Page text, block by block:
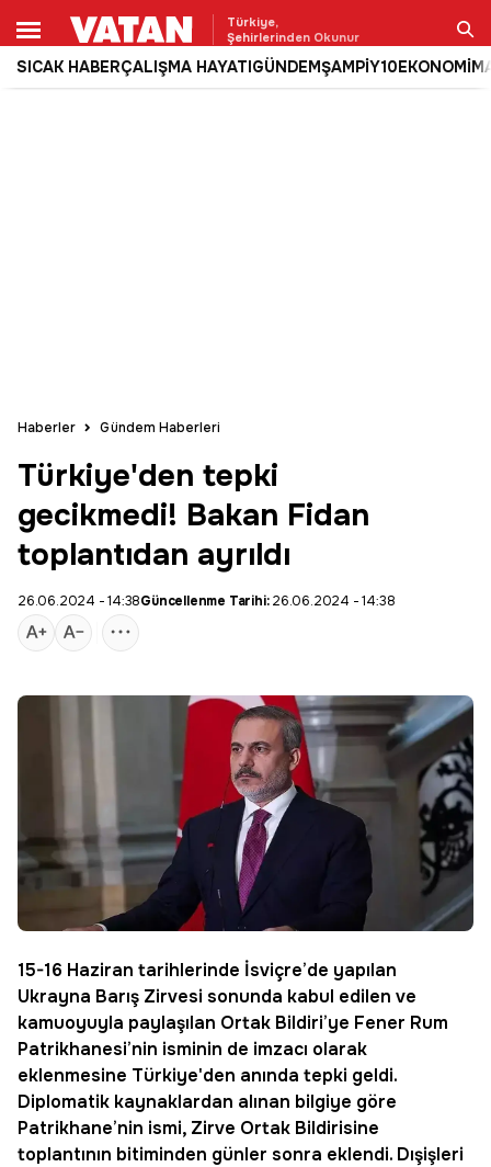
Türkiye,
Şehirlerinden Okunur
SICAK HABERÇALIŞMA HAYATIGÜNDEMŞAMPİY10EKONOMİ
Ara
Haberler Gündem Haberleri
Türkiye'den tepki
gecikmedi! Bakan Fidan
toplantıdan ayrıldı
26.06.2024 - 14:38Güncellenme Tarihi:26.06.2024 - 14:38
15-16 Haziran tarihlerinde İsviçre’de yapılan
Ukrayna Barış Zirvesi sonunda kabul edilen ve
kamuoyuyla paylaşılan Ortak Bildiri’ye Fener Rum
Patrikhanesi’nin isminin de imzacı olarak
eklenmesine Türkiye'den anında tepki geldi.
Diplomatik kaynaklardan alınan bilgiye göre
Patrikhane’nin ismi, Zirve Ortak Bildirisine
toplantının bitiminden günler sonra eklendi. Dışişleri